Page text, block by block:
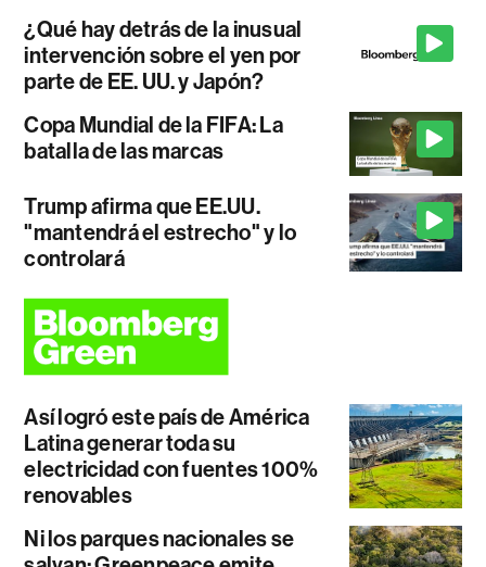
¿Qué hay detrás de la inusual
intervención sobre el yen por
parte de EE. UU. y Japón?
Copa Mundial de la FIFA: La
batalla de las marcas
Trump afirma que EE.UU.
"mantendrá el estrecho" y lo
controlará
Así logró este país de América
Latina generar toda su
electricidad con fuentes 100%
renovables
Ni los parques nacionales se